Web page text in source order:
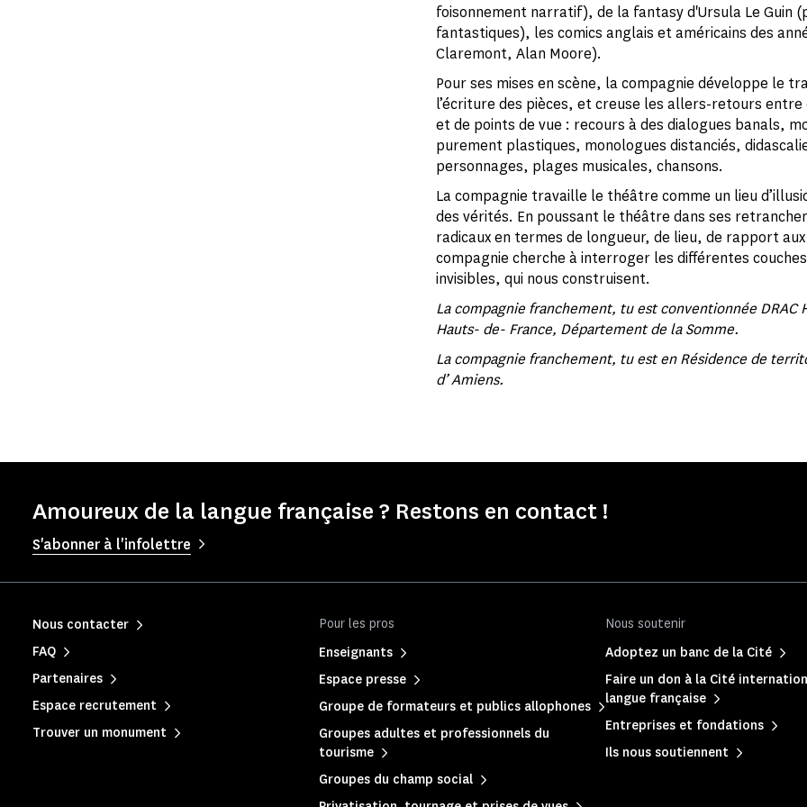
foisonnement narratif), de la fantasy d'Ursula Le Guin
fantastiques), les comics anglais et américains des
Claremont, Alan Moore).
Pour ses mises en scène, la compagnie développe le
l’écriture des pièces, et creuse les allers-retours
et de points de vue : recours à des dialogues banals,
purement plastiques, monologues distanciés,
personnages, plages musicales, chansons.
La compagnie travaille le théâtre comme un lieu
des vérités. En poussant le théâtre dans ses
radicaux en termes de longueur, de lieu, de rapport
compagnie cherche à interroger les différentes
invisibles, qui nous construisent.
La compagnie franchement, tu est conventionnée DRAC
Hauts- de- France, Département de la Somme.
La compagnie franchement, tu est en Résidence de
d’ Amiens.
Amoureux de la langue française ? Restons en contact !
S'abonner à l'infolettre
Pour les pros
Enseignants
Espace presse
Groupe de formateurs et publics allophones
Groupes adultes et professionnels du
tourisme
Groupes du champ social
Nous soutenir
Adoptez un banc de la Cité
Faire un don à la Cité
langue française
Entreprises et fondations
Ils nous soutiennent
Nous contacter
FAQ
Partenaires
Espace recrutement
Trouver un monument